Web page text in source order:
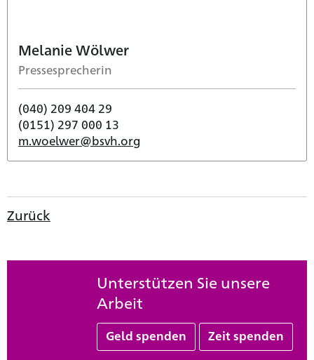
Melanie Wölwer
Pressesprecherin
(040) 209 404 29
(0151) 297 000 13
m.woelwer@bsvh.org
Zurück
Unterstützen Sie unsere
Arbeit
Geld spenden Zeit spenden